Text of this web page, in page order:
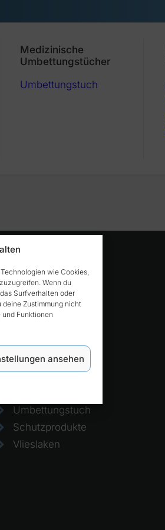
wie Cookies,
Wenn du
Surfverhalten oder
deine Zustimmung nicht
Funktionen
ansehen
Medizinische
Umbettungstücher
Umbettungstuch
Einmalkissen
Einweglaken
Umbettungstuch
Schutzprodukte
Vlieslaken